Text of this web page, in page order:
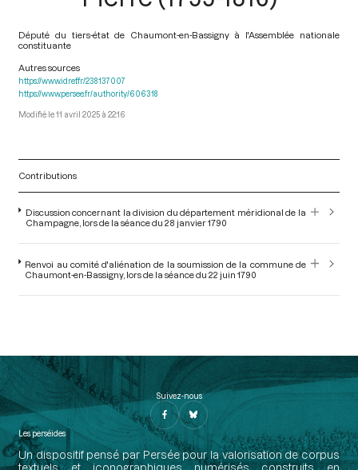
Député du tiers-état de Chaumont-en-Bassigny à l'Assemblée nationale
constituante
Autres sources
https://www.idref.fr/238137007
https://www.persee.fr/authority/606318
11 avril 2025 à 22:16
Contributions
Discussion concernant la division du département méridional de la
Champagne, lors de la séance du 28 janvier 1790
Renvoi au comité d'aliénation de la soumission de la commune de
Chaumont-en-Bassigny, lors de la séance du 22 juin 1790
Suivez-nous
Les perséides
Un dispositif pensé par Persée pour la valorisation de corpus